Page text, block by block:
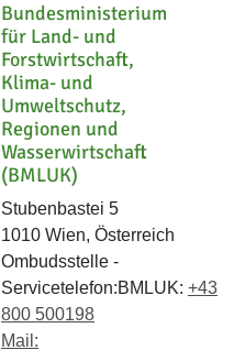
Bundesministerium
für Land- und
Forstwirtschaft,
Klima- und
Umweltschutz,
Regionen und
Wasserwirtschaft
(BMLUK)
Stubenbastei 5
1010 Wien, Österreich
Ombudsstelle -
Servicetelefon:BMLUK: +43
800 500198
Mail: